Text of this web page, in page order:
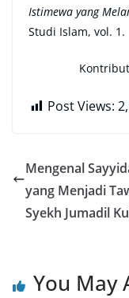
Istimewa yang
Studi Islam, vol. 1.
Post Views:
Mengenal
yang Menjadi
Syekh Jumadil
You May